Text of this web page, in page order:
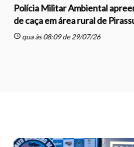
Polícia Militar Ambiental
de caça em área rural de
schedulequa às 08:09 de 29/07/26